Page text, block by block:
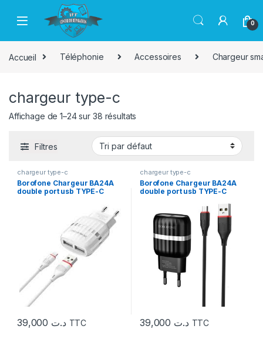
Passer à la navigation
Aller au contenu
0
Accueil Téléphonie Accessoires Chargeur
chargeur type-c
Affichage de 1–24 sur 38 résultats
Filtres
chargeur type-c
Borofone Chargeur BA24A
double port usb TYPE-C
د.ت TTC
chargeur type-c
Borofone Chargeur BA24A
double port usb TYPE-C
د.ت TTC